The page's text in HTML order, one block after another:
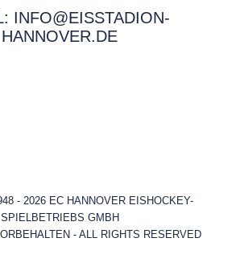
INFO@EISSTADION-
HANNOVER.DE
- 2026 EC HANNOVER EISHOCKEY-
SPIELBETRIEBS GMBH
- ALL RIGHTS RESERVED